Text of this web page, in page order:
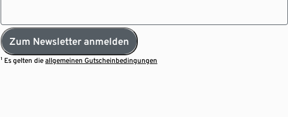
Zum Newsletter anmelden
¹ Es gelten dieallgemeinen Gutscheinbedingungen